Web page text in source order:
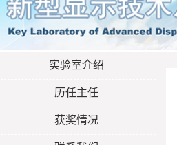
实验室介绍
历任主任
获奖情况